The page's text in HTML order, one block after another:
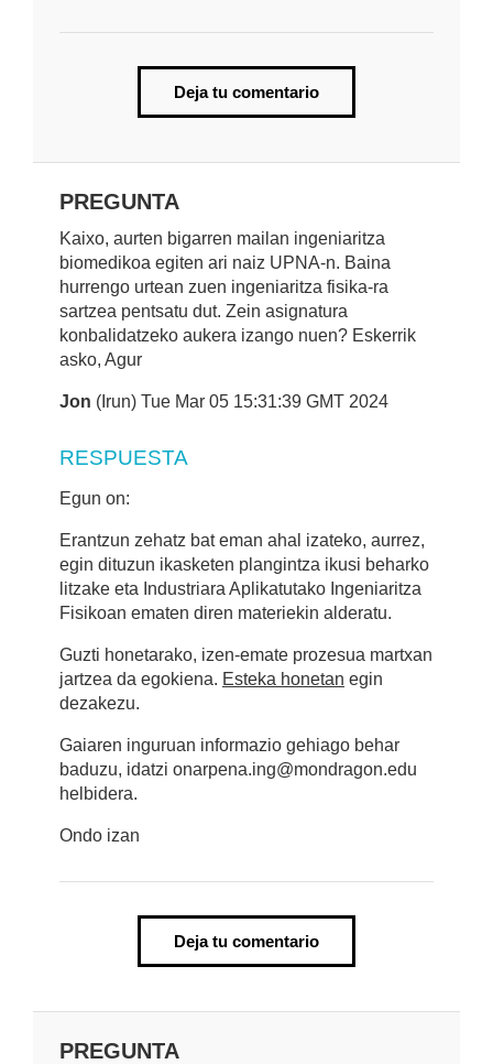
Deja tu comentario
PREGUNTA
Kaixo, aurten bigarren mailan ingeniaritza
biomedikoa egiten ari naiz UPNA-n. Baina
hurrengo urtean zuen ingeniaritza fisika-ra
sartzea pentsatu dut. Zein asignatura
konbalidatzeko aukera izango nuen? Eskerrik
asko, Agur
Jon (Irun) Tue Mar 05 15:31:39 GMT 2024
RESPUESTA
Egun on:
Erantzun zehatz bat eman ahal izateko, aurrez,
egin dituzun ikasketen plangintza ikusi beharko
litzake eta Industriara Aplikatutako Ingeniaritza
Fisikoan ematen diren materiekin alderatu.
Guzti honetarako, izen-emate prozesua martxan
jartzea da egokiena. Esteka honetan egin
dezakezu.
Gaiaren inguruan informazio gehiago behar
baduzu, idatzi onarpena.ing@mondragon.edu
helbidera.
Ondo izan
Deja tu comentario
PREGUNTA